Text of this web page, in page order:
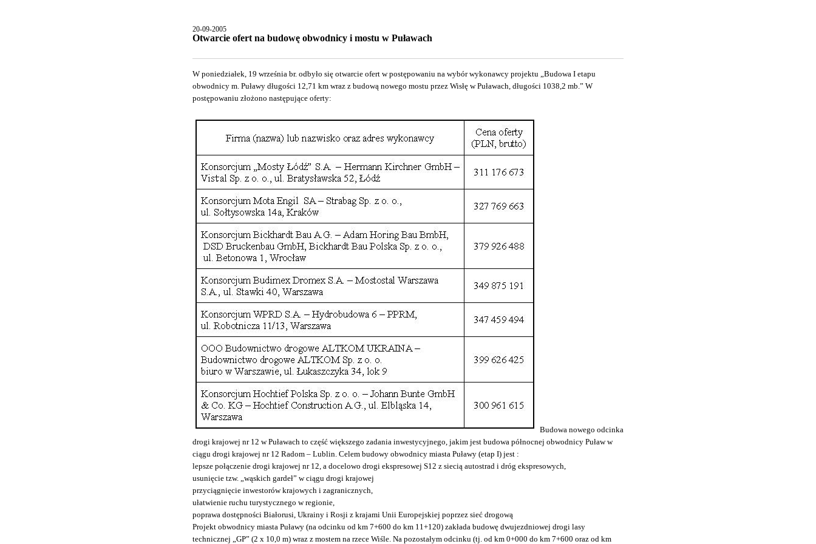
20-09-2005
Otwarcie ofert na budowę obwodnicy i mostu w Puławach
W poniedziałek, 19 września br. odbyło się otwarcie ofert w postępowaniu na wybór wykonawcy projektu „Budowa I etapu
obwodnicy m. Puławy długości 12,71 km wraz z budową nowego mostu przez Wisłę w Puławach, długości 1038,2 mb.” W
postępowaniu złożono następujące oferty:
Budowa nowego odcinka
drogi krajowej nr 12 w Puławach to część większego zadania inwestycyjnego, jakim jest budowa północnej obwodnicy Puław w
ciągu drogi krajowej nr 12 Radom – Lublin. Celem budowy obwodnicy miasta Puławy (etap I) jest :
lepsze połączenie drogi krajowej nr 12, a docelowo drogi ekspresowej S12 z siecią autostrad i dróg ekspresowych,
usunięcie tzw. „wąskich gardeł” w ciągu drogi krajowej
przyciągnięcie inwestorów krajowych i zagranicznych,
ułatwienie ruchu turystycznego w regionie,
poprawa dostępności Białorusi, Ukrainy i Rosji z krajami Unii Europejskiej poprzez sieć drogową
Projekt obwodnicy miasta Puławy (na odcinku od km 7+600 do km 11+120) zakłada budowę dwujezdniowej drogi lasy
technicznej „GP” (2 x 10,0 m) wraz z mostem na rzece Wiśle. Na pozostałym odcinku (tj. od km 0+000 do km 7+600 oraz od km